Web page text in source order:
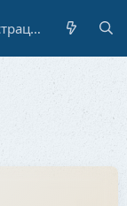
Регистрация